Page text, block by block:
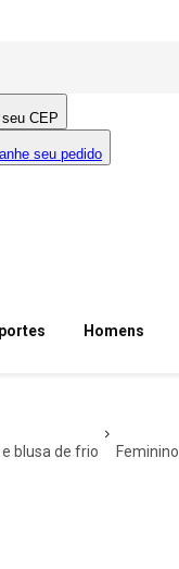
seu CEP
seu pedido
Homens
blusa de frio feminino